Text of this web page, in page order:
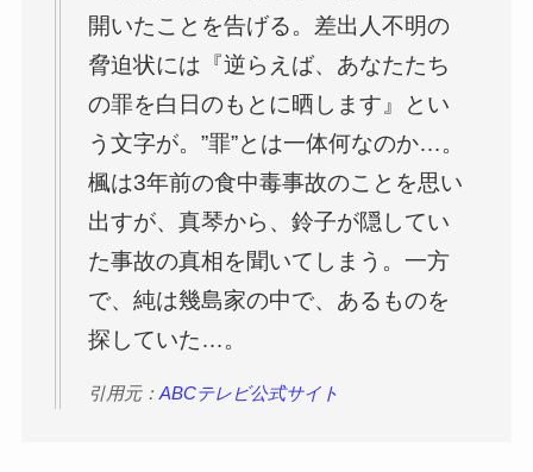
開いたことを告げる。差出人不明の
脅迫状には『逆らえば、あなたたち
の罪を白日のもとに晒します』とい
う文字が。”罪”とは一体何なのか…。
楓は3年前の食中毒事故のことを思い
出すが、真琴から、鈴子が隠してい
た事故の真相を聞いてしまう。一方
で、純は幾島家の中で、あるものを
探していた…。
引用元：ABCテレビ公式サイト